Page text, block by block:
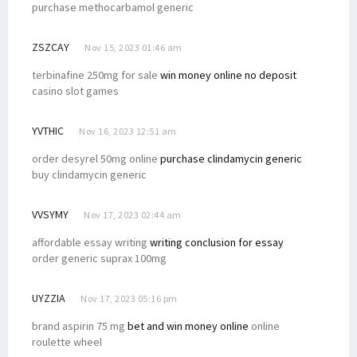
purchase methocarbamol generic
ZSZCAY Nov 15, 2023 01:46 am
terbinafine 250mg for sale win money online no deposit
casino slot games
YVTHIC Nov 16, 2023 12:51 am
order desyrel 50mg online purchase clindamycin generic
buy clindamycin generic
VVSYMY Nov 17, 2023 02:44 am
affordable essay writing writing conclusion for essay
order generic suprax 100mg
UYZZIA Nov 17, 2023 05:16 pm
brand aspirin 75 mg bet and win money online online
roulette wheel